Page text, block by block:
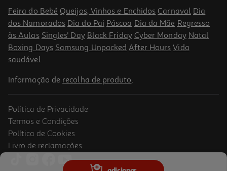
1,49 €
Noodles Maggi Saucy Sweet Chili Cup 75g
Feira do Bebé Queijos, Vinhos e Enchidos Carnaval Dia
dos Namorados Dia do Pai Páscoa Dia da Mãe Regresso
às Aulas Singles' Day Black Friday Cyber Monday Natal
Boxing Days Samsung Unpacked After Hours Vida
saudável
Informação de recolha de produto.
Política de Privacidade
Termos e Condições
Política de Cookies
Livro de reclamações